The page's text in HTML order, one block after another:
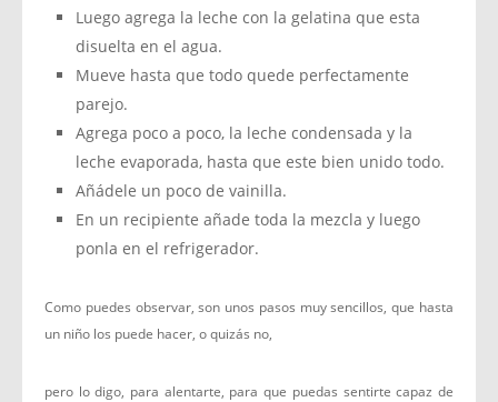
Luego agrega la leche con la gelatina que esta
disuelta en el agua.
Mueve hasta que todo quede perfectamente
parejo.
Agrega poco a poco, la leche condensada y la
leche evaporada, hasta que este bien unido todo.
Añádele un poco de vainilla.
En un recipiente añade toda la mezcla y luego
ponla en el refrigerador.
Como puedes observar, son unos pasos muy sencillos, que hasta
un niño los puede hacer, o quizás no,
pero lo digo, para alentarte, para que puedas sentirte capaz de